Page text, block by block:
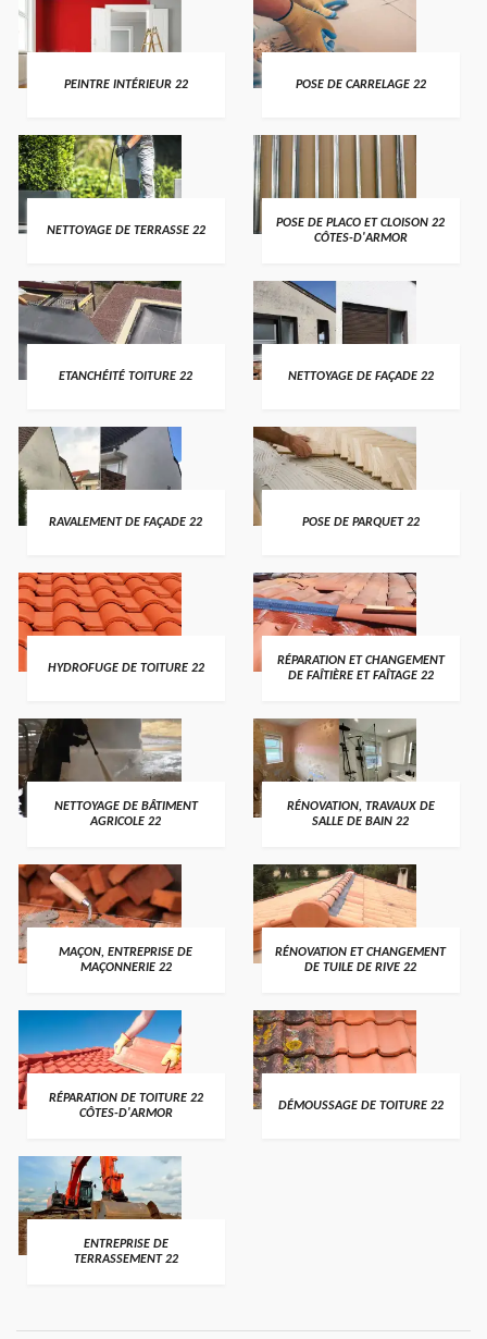
PEINTRE INTÉRIEUR 22 POSE DE CARRELAGE 22
NETTOYAGE DE TERRASSE 22
POSE DE PLACO ET CLOISON 22
CÔTES-D'ARMOR
ETANCHÉITÉ TOITURE 22 NETTOYAGE DE FAÇADE 22
RAVALEMENT DE FAÇADE 22 POSE DE PARQUET 22
HYDROFUGE DE TOITURE 22
RÉPARATION ET CHANGEMENT
DE FAÎTIÈRE ET FAÎTAGE 22
NETTOYAGE DE BÂTIMENT
AGRICOLE 22
RÉNOVATION, TRAVAUX DE
SALLE DE BAIN 22
MAÇON, ENTREPRISE DE
MAÇONNERIE 22
RÉNOVATION ET CHANGEMENT
DE TUILE DE RIVE 22
RÉPARATION DE TOITURE 22
CÔTES-D'ARMOR
DÉMOUSSAGE DE TOITURE 22
ENTREPRISE DE
TERRASSEMENT 22